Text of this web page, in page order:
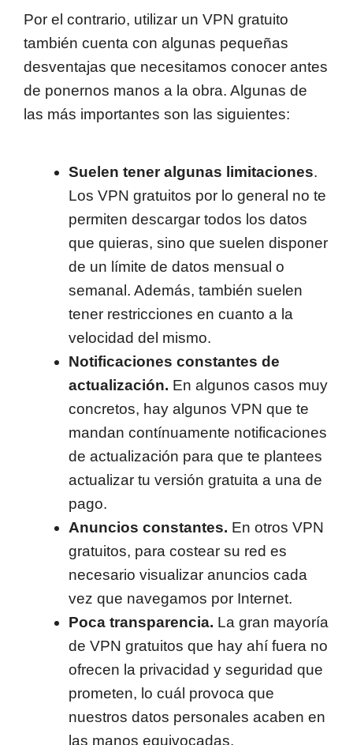
Por el contrario, utilizar un VPN gratuito
también cuenta con algunas pequeñas
desventajas que necesitamos conocer antes
de ponernos manos a la obra. Algunas de
las más importantes son las siguientes:
Suelen tener algunas limitaciones.
Los VPN gratuitos por lo general no te
permiten descargar todos los datos
que quieras, sino que suelen disponer
de un límite de datos mensual o
semanal. Además, también suelen
tener restricciones en cuanto a la
velocidad del mismo.
Notificaciones constantes de
actualización. En algunos casos muy
concretos, hay algunos VPN que te
mandan contínuamente notificaciones
de actualización para que te plantees
actualizar tu versión gratuita a una de
pago.
Anuncios constantes. En otros VPN
gratuitos, para costear su red es
necesario visualizar anuncios cada
vez que navegamos por Internet.
Poca transparencia. La gran mayoría
de VPN gratuitos que hay ahí fuera no
ofrecen la privacidad y seguridad que
prometen, lo cuál provoca que
nuestros datos personales acaben en
las manos equivocadas.